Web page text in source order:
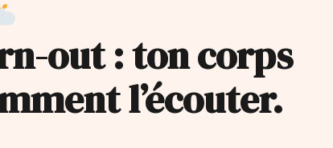
out : ton corps
l’écouter.